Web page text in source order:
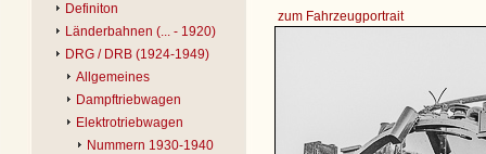
Definiton
Länderbahnen (... - 1920)
DRG / DRB (1924-1949)
Allgemeines
Dampftriebwagen
Elektrotriebwagen
Nummern 1930-1940
zum Fahrzeugportrait